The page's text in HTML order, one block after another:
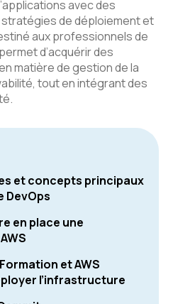
avec des
de déploiement et
aux professionnels de
d’acquérir des
matière de gestion de la
tout en intégrant des
et concepts principaux
DevOps
en place une
et AWS
l’infrastructure